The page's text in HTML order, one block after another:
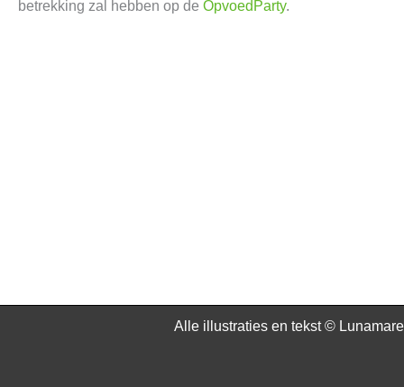
betrekking zal hebben op de OpvoedParty.
Alle illustraties en tekst © Lunamare